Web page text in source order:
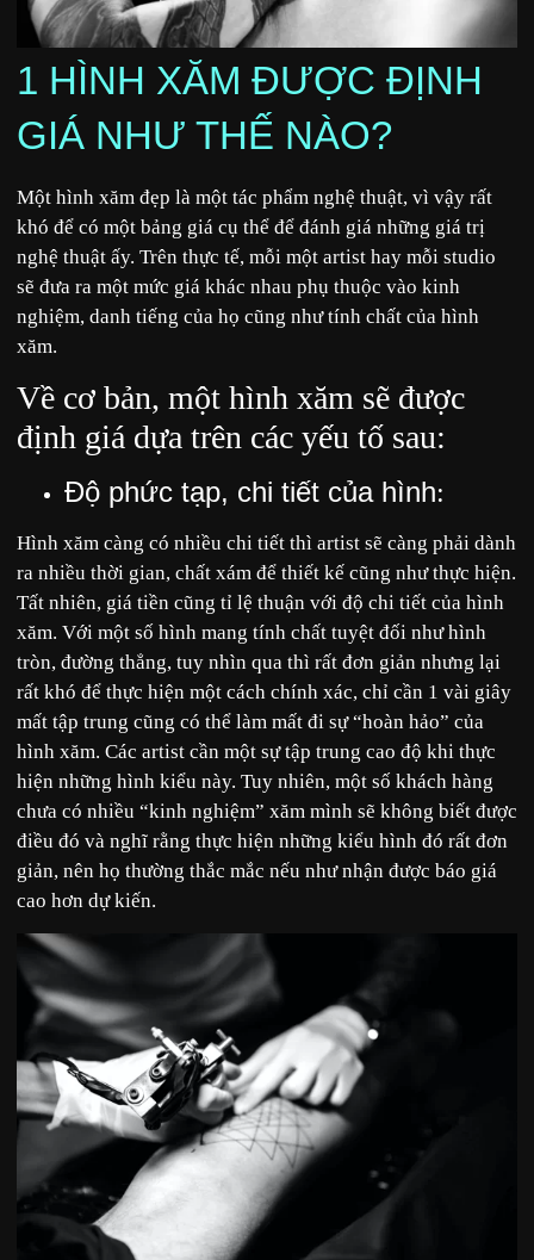
1 HÌNH XĂM ĐƯỢC ĐỊNH
GIÁ NHƯ THẾ NÀO?
Một hình xăm đẹp là một tác phẩm nghệ thuật, vì vậy rất
khó để có một bảng giá cụ thể để đánh giá những giá trị
nghệ thuật ấy. Trên thực tế, mỗi một artist hay mỗi studio
sẽ đưa ra một mức giá khác nhau phụ thuộc vào kinh
nghiệm, danh tiếng của họ cũng như tính chất của hình
xăm.
Về cơ bản, một hình xăm sẽ được
định giá dựa trên các yếu tố sau:
Độ phức tạp, chi tiết của hình:
Hình xăm càng có nhiều chi tiết thì artist sẽ càng phải dành
ra nhiều thời gian, chất xám để thiết kế cũng như thực hiện.
Tất nhiên, giá tiền cũng tỉ lệ thuận với độ chi tiết của hình
xăm. Với một số hình mang tính chất tuyệt đối như hình
tròn, đường thẳng, tuy nhìn qua thì rất đơn giản nhưng lại
rất khó để thực hiện một cách chính xác, chỉ cần 1 vài giây
mất tập trung cũng có thể làm mất đi sự “hoàn hảo” của
hình xăm. Các artist cần một sự tập trung cao độ khi thực
hiện những hình kiểu này. Tuy nhiên, một số khách hàng
chưa có nhiều “kinh nghiệm” xăm mình sẽ không biết được
điều đó và nghĩ rằng thực hiện những kiểu hình đó rất đơn
giản, nên họ thường thắc mắc nếu như nhận được báo giá
cao hơn dự kiến.